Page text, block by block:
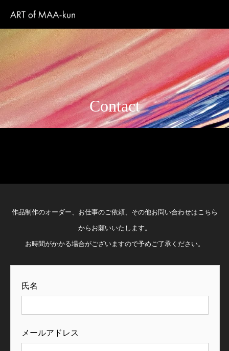
Contact
作品制作のオーダー、お仕事のご依頼、その他お問い合わせはこちら
からお願いいたします。
お時間がかかる場合がございますので予めご了承ください。
氏名
メールアドレス